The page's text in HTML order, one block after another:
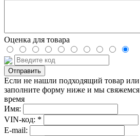
Оценка для товара
Если не нашли подходящий товар или
заполните форму ниже и мы
время
Имя:
VIN-код: *
E-mail: